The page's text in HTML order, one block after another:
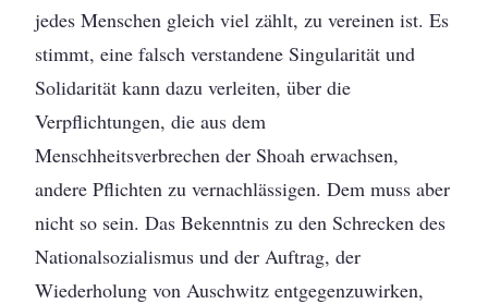
jedes Menschen gleich viel zählt, zu vereinen ist. Es
stimmt, eine falsch verstandene Singularität und
Solidarität kann dazu verleiten, über die
Verpflichtungen, die aus dem
Menschheitsverbrechen der Shoah erwachsen,
andere Pflichten zu vernachlässigen. Dem muss aber
nicht so sein. Das Bekenntnis zu den Schrecken des
Nationalsozialismus und der Auftrag, der
Wiederholung von Auschwitz entgegenzuwirken,